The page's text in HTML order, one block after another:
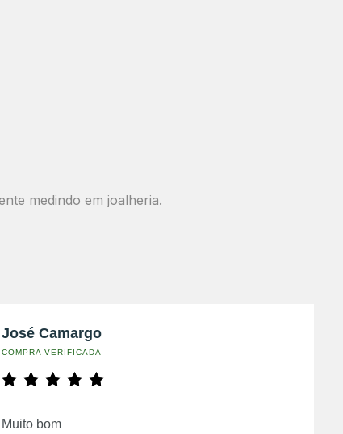
medindo em joalheria.
José Camargo
COMPRA VERIFICADA
Muito bom